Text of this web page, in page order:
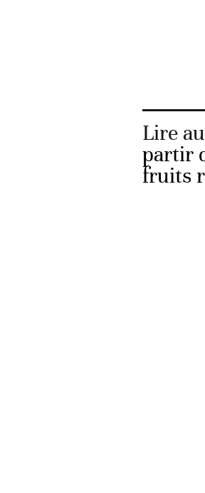
Lire
partir
fruits